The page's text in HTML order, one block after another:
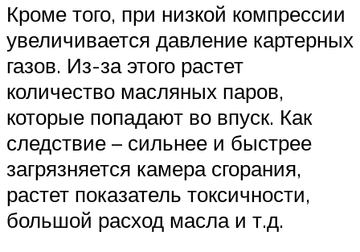
Кроме того, при низкой компрессии
увеличивается давление картерных
газов. Из-за этого растет
количество масляных паров,
которые попадают во впуск. Как
следствие – сильнее и быстрее
загрязняется камера сгорания,
растет показатель токсичности,
большой расход масла и т.д.